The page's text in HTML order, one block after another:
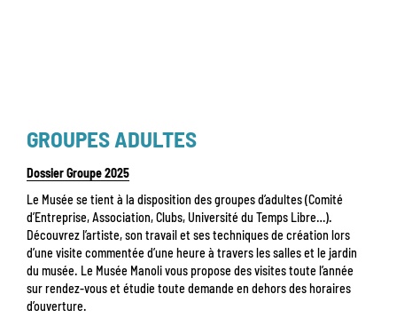
GROUPES ADULTES
Dossier Groupe 2025
Le Musée se tient à la disposition des groupes d’adultes (Comité
d’Entreprise, Association, Clubs, Université du Temps Libre…).
Découvrez l’artiste, son travail et ses techniques de création lors
d’une visite commentée d’une heure à travers les salles et le jardin
du musée. Le Musée Manoli vous propose des visites toute l’année
sur rendez-vous et étudie toute demande en dehors des horaires
d’ouverture.